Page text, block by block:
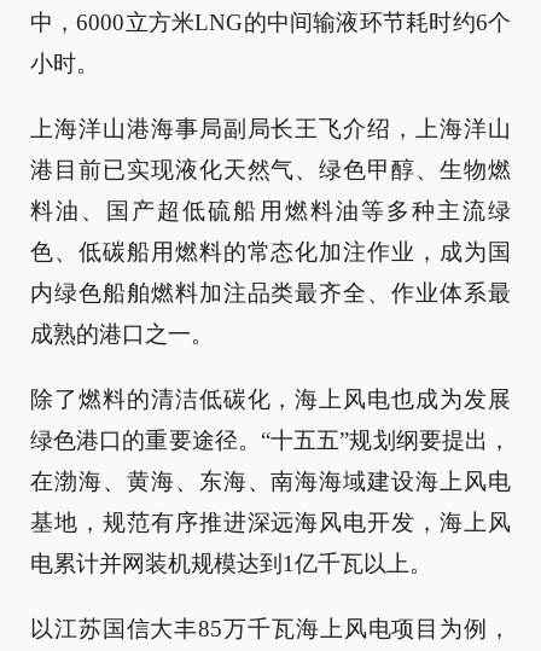
中，6000立方米LNG的中间输液环节耗时约6个
小时。
上海洋山港海事局副局长王飞介绍，上海洋山
港目前已实现液化天然气、绿色甲醇、生物燃
料油、国产超低硫船用燃料油等多种主流绿
色、低碳船用燃料的常态化加注作业，成为国
内绿色船舶燃料加注品类最齐全、作业体系最
成熟的港口之一。
除了燃料的清洁低碳化，海上风电也成为发展
绿色港口的重要途径。“十五五”规划纲要提出，
在渤海、黄海、东海、南海海域建设海上风电
基地，规范有序推进深远海风电开发，海上风
电累计并网装机规模达到1亿千瓦以上。
以江苏国信大丰85万千瓦海上风电项目为例，